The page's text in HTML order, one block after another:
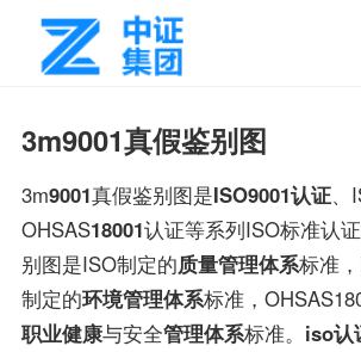
3m9001真假鉴别图
3m9001真假鉴别图是ISO9001认证、
OHSAS18001认证等系列ISO标准认
别图是ISO制定的质量管理体系标准
制定的环境管理体系标准，
职业健康与安全管理体系标准。 iso认